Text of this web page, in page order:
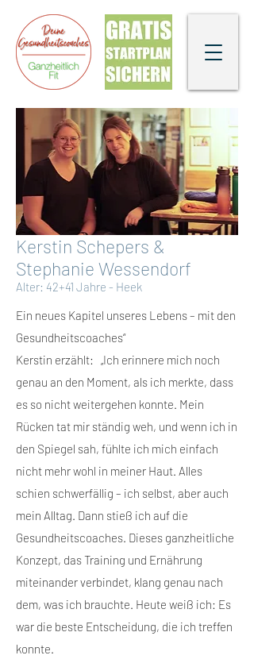
Kerstin Schepers &
Stephanie Wessendorf
Alter: 42+41 Jahre - Heek
Ein neues Kapitel unseres Lebens – mit den
Gesundheitscoaches“
Kerstin erzählt: „Ich erinnere mich noch
genau an den Moment, als ich merkte, dass
es so nicht weitergehen konnte. Mein
Rücken tat mir ständig weh, und wenn ich in
den Spiegel sah, fühlte ich mich einfach
nicht mehr wohl in meiner Haut. Alles
schien schwerfällig – ich selbst, aber auch
mein Alltag. Dann stieß ich auf die
Gesundheitscoaches. Dieses ganzheitliche
Konzept, das Training und Ernährung
miteinander verbindet, klang genau nach
dem, was ich brauchte. Heute weiß ich: Es
war die beste Entscheidung, die ich treffen
konnte.